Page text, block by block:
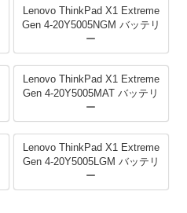
Lenovo ThinkPad X1 Extreme
Gen 4-20Y5005NGM バッテリ
ー
Lenovo ThinkPad X1 Extreme
Gen 4-20Y5005MAT バッテリ
ー
Lenovo ThinkPad X1 Extreme
Gen 4-20Y5005LGM バッテリ
ー